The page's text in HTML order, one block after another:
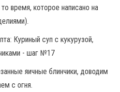
время, которое написано на
яичные блинчики, доводим
с огня.